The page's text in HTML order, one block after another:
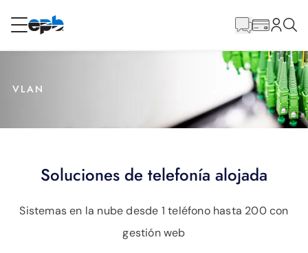
principal
VLAN
Soluciones de telefonía alojada
Sistemas en la nube desde 1 teléfono hasta 200 con
gestión web